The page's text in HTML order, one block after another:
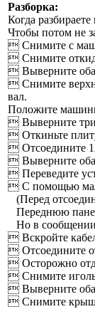
Разборка:
Когда
Чтобы потом не
 Снимите с
 Снимите
 Выверните оба
 Снимите
вал.
Положите
 Выверните
 Откиньте
 Отсоедините
 Выверните
 Переведите
 С помощью
(Перед
Переднюю
Но в сообщении
 Вскройте
 Отсоедините
 Осторожно
 Снимите
 Выверните
 Снимите